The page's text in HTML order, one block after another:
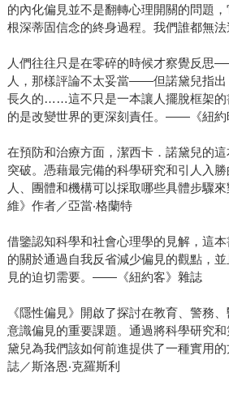
的內化偏見並不是翻轉心理開關的問題
根深蒂固信念的終身過程。我們誰都無
人們往往只是在零碎的時候才察覺反思
人，那樣評論不太妥當——但諾黛兒指出
長久的……這不只是一本讓人擺脫框架的
的是改變世界的更深刻責任。——《紐約
在預防和治療方面，潔西卡．諾黛兒的
突破。憑藉最完備的科學研究和引人入
人、團體和機構可以採取哪些具體步驟
維》作者／亞當‧格蘭特
借鑒認知科學和社會心理學的見解，這
的關於通過自我反省減少偏見的觀點，
見的迫切需要。——《紐約客》雜誌
《隱性偏見》開啟了探討在教育、警務
意識偏見的重要課題。通過將科學研究
黛兒為我們該如何前進提供了一種實用
誌／斯洛恩‧克羅斯利